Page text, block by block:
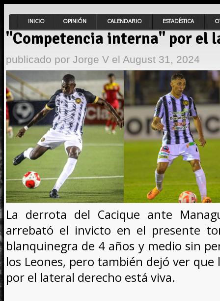
INICIO OPINIÓN CALENDARIO ESTADÍSTICA
"Competencia interna" por el
publicado por Jorge V el August 31, 2024
La derrota del Cacique ante
arrebató el invicto en el presente
blanquinegra de 4 años y medio sin
los Leones, pero también dejó ver
por el lateral derecho está viva.